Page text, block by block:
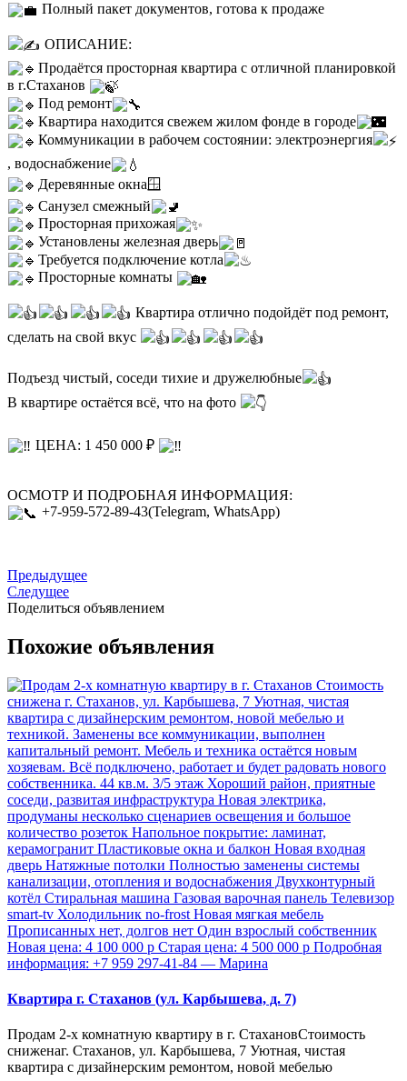
Полный пакет документов, готова к продаже
ОПИСАНИЕ:
Продаётся просторная квартира с отличной планировкой
в г.Стаханов
Под ремонт
Квартира находится свежем жилом фонде в городе
Коммуникации в рабочем состоянии: электроэнергия
, водоснабжение
Деревянные окна🪟
Санузел смежный
Просторная прихожая
Установлены железная дверь
Требуется подключение котла
Просторные комнаты
Квартира отлично подойдёт под ремонт,
сделать на свой вкус
Подъезд чистый, соседи тихие и дружелюбные
В квартире остаётся всё, что на фото
ЦЕНА: 1 450 000 ₽
ОСМОТР И ПОДРОБНАЯ ИНФОРМАЦИЯ:
+7-959-572-89-43(Telegram, WhatsApp)
Предыдущее
Следущее
Поделиться объявлением
Похожие объявления
Квартира г. Стаханов (ул. Карбышева, д. 7)
Продам 2-х комнатную квартиру в г. СтахановСтоимость
сниженаг. Стаханов, ул. Карбышева, 7 Уютная, чистая
квартира с дизайнерским ремонтом, новой мебелью